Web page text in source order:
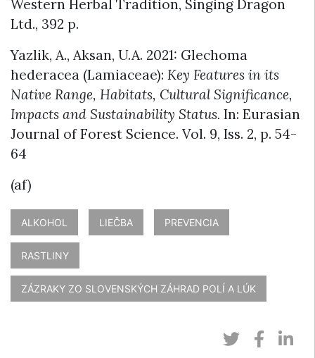
Western Herbal Tradition, Singing Dragon
Ltd., 392 p.
Yazlik, A., Aksan, U.A. 2021: Glechoma
hederacea (Lamiaceae): Key Features in its
Native Range, Habitats, Cultural Significance,
Impacts and Sustainability Status. In: Eurasian
Journal of Forest Science. Vol. 9, Iss. 2, p. 54-
64
(af)
ALKOHOL LIEČBA PREVENCIA
RASTLINY
ZÁZRAKY ZO SLOVENSKÝCH ZÁHRAD POLÍ A LÚK